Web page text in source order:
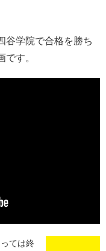
谷学院で合格を勝ち
す。
ては終